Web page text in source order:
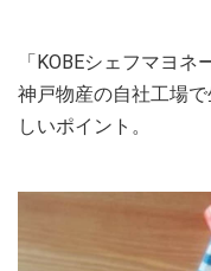
「KOBEシェフマヨ
神戸物産の自社工場
しいポイント。